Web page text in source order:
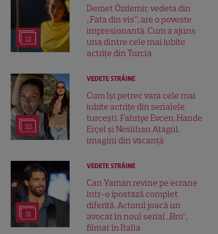
12
Demet Özdemir, vedeta din
„Fata din vis”, are o poveste
impresionantă. Cum a ajuns
una dintre cele mai iubite
actrițe din Turcia
32
VEDETE STRĂINE
Cum își petrec vara cele mai
iubite actrițe din serialele
turcești. Fahriye Evcen, Hande
Erçel și Neslihan Atagül,
imagini din vacanță
31
VEDETE STRĂINE
Can Yaman revine pe ecrane
într-o ipostază complet
diferită. Actorul joacă un
avocat în noul serial „Bro”,
filmat în Italia